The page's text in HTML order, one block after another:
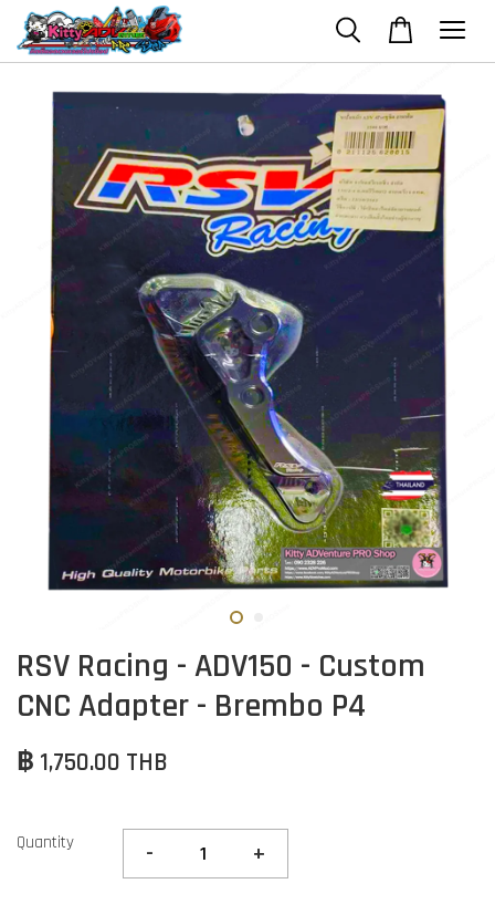
RSV Racing - ADV150 - Custom
CNC Adapter - Brembo P4
฿ 1,750.00 THB
Quantity - +